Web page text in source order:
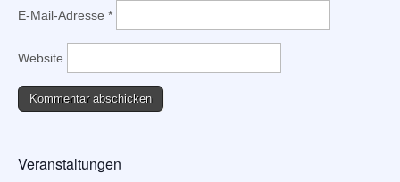
E-Mail-Adresse *
Website
Veranstaltungen